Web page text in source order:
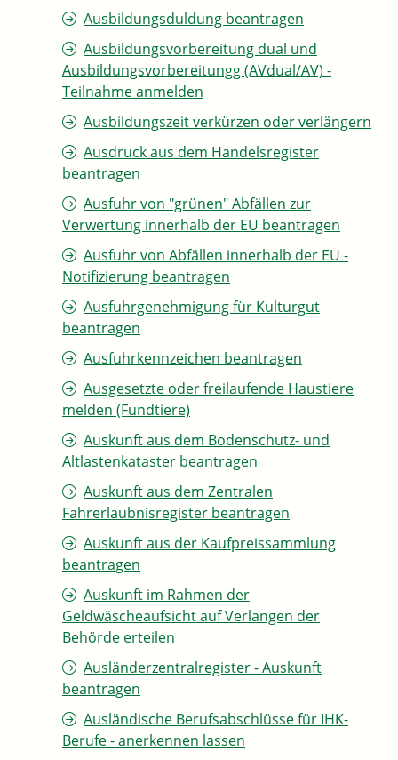
Ausbildungsduldung beantragen
Ausbildungsvorbereitung dual und
Ausbildungsvorbereitungg (AVdual/AV) -
Teilnahme anmelden
Ausbildungszeit verkürzen oder verlängern
Ausdruck aus dem Handelsregister
beantragen
Ausfuhr von "grünen" Abfällen zur
Verwertung innerhalb der EU beantragen
Ausfuhr von Abfällen innerhalb der EU -
Notifizierung beantragen
Ausfuhrgenehmigung für Kulturgut
beantragen
Ausfuhrkennzeichen beantragen
Ausgesetzte oder freilaufende Haustiere
melden (Fundtiere)
Auskunft aus dem Bodenschutz- und
Altlastenkataster beantragen
Auskunft aus dem Zentralen
Fahrerlaubnisregister beantragen
Auskunft aus der Kaufpreissammlung
beantragen
Auskunft im Rahmen der
Geldwäscheaufsicht auf Verlangen der
Behörde erteilen
Ausländerzentralregister - Auskunft
beantragen
Ausländische Berufsabschlüsse für IHK-
Berufe - anerkennen lassen